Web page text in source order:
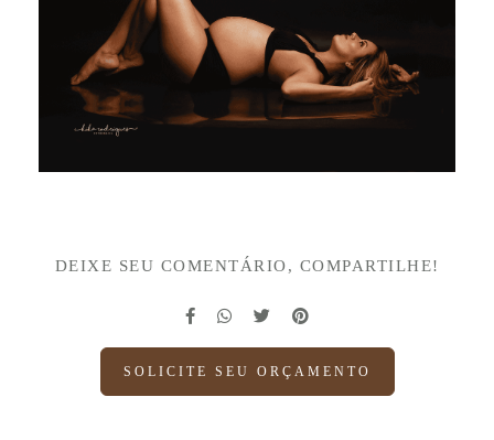
DEIXE SEU COMENTÁRIO, COMPARTILHE!
SOLICITE SEU ORÇAMENTO